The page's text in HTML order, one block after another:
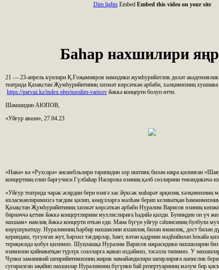
Dim lightsEmbed Embed this video on your site
Баһар нахшилири
21 — 23-апрель күнлири Қ.Ғоҗамияров намидики җумһурийәтлик дөләт
театрида Қазақстан Җумһурийитиниң хизмәт көрсәткән әрбаби, хәлқимизниң
https://parvaz.kz/index.php/nuralim-varisov йәккә концерти болуп өтти.
Шәмшидин АЮПОВ,
«Уйғур авази», 27.04.23
«Нава» вә «Рухсарә» ансамбльлири тәрипидин зор иштияқ билән иҗра қилинған
концертниң елип барғучиси Гүлбаһар Насирова өзиниң қәлб сөзлирини төвәндикичә
«Уйғур театрида чарәк әсирдин бери өзигә хас йүксәк маһарәт арқилиқ хәлқимизниң
ихласмәнлиримизгә тәғдим қилип, көңүлләргә мәлһәм берип келиватқан
Қазақстан Җумһурийитиниң хизмәт көрсәткән әрбаби Нуралим Варисов өзиниң
бирнәччә қетим йәккә концертлирини мухлислириға һәдийә қилди. Буниңдин он үч
нахшам» намлиқ йәккә концерти өткән еди. Мана бүгүн уйғур сәһнисиниң булбули
көрүшүватиду. Нуралимниң һәрбир нахшисини яхшилиқ билән яманлиқ, дост билән
қериндаш, туғулған жут, һәрхил тәғдирләр, һаят, вәтән қәдрини мәдһийиләп һекайә
териқисидә қобул қилимиз. Шуңлашқа Нуралим Варисов иҗрасидики нахшиларни
өзимизни қийнаватқан түрлүк соалларға җавап издәймиз, тәсәлла тапимиз. У
Чүнки заманивий шеирийитимизниң жирик намайәндилири шеирлириға нәпислик
суғирилған әҗайип нахшилар Нуралимниң бүгүнки бай репертуариниң мәлум бир